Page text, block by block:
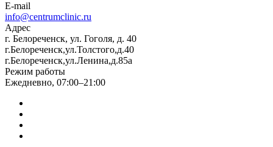
E-mail
info@centrumclinic.ru
Адрес
г. Белореченск, ул. Гоголя, д. 40
г.Белореченск,ул.Толстого,д.40
г.Белореченск,ул.Ленина,д.85а
Режим работы
Ежедневно, 07:00–21:00